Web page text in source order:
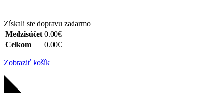
Získali ste dopravu zadarmo
Medzisúčet 0.00€
Celkom
0.00€
Zobraziť košík